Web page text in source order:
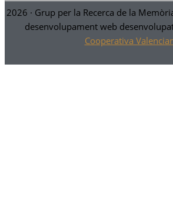
2026 · Grup per la Recerca de la
desenvolupament web
Cooperativa